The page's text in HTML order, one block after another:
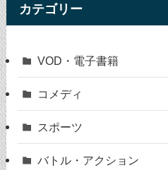
カテゴリー
VOD・電子書籍
コメディ
スポーツ
バトル・アクション